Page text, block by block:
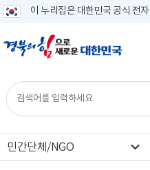
이 누리집은 대한민국 공식 전
민간단체/NGO